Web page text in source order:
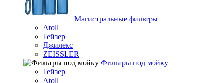
Магистральные фильтры
Atoll
Гейзер
Джилекс
ZEISSLER
Фильтры под мойку
Гейзер
Atoll